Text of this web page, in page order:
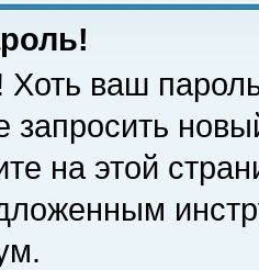
Хоть ваш
запросить
на этой